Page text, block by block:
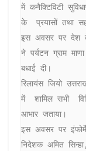
में कनैक्टिविटी
के  प्रयासों तथा
इस अवसर पर देश के
ने पर्यटन ग्राम
बधाई दी।
रिलायंस जियो
में  शामिल सभी
आभार जताया।
इस अवसर पर
निदेशक अमित